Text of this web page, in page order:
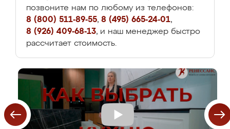
позвоните нам по любому из телефонов:
8 (800) 511-89-55, 8 (495) 665-24-01,
8 (926) 409-68-13, и наш менеджер быстро
рассчитает стоимость.